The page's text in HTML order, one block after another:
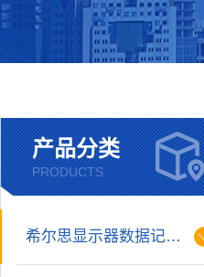
产品分类
PRODUCTS
希尔思显示器数据记录仪